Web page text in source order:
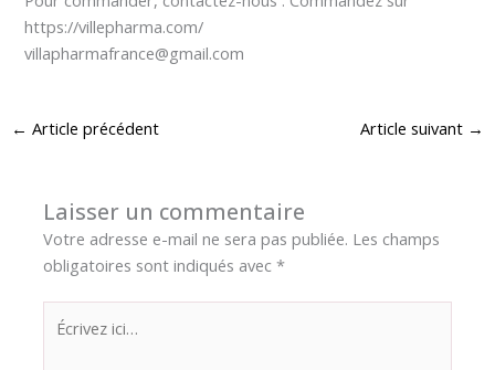
https://villepharma.com/
villapharmafrance@gmail.com
← Article précédent Article suivant →
Laisser un commentaire
Votre adresse e-mail ne sera pas publiée. Les champs
obligatoires sont indiqués avec*
Écrivez
ici…